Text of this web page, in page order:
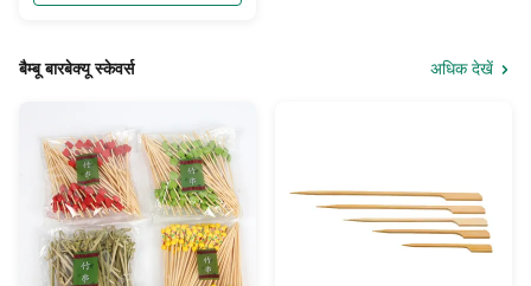
बैम्बू बारबेक्यू स्केवर्स अधिक देखें